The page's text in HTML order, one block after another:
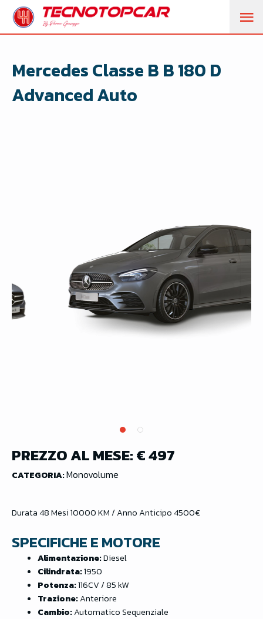
Mercedes Classe B B 180 D
Advanced Auto
PREZZO AL MESE:€ 497
CATEGORIA:Monovolume
Durata 48 Mesi 10000 KM / Anno Anticipo 4500€
SPECIFICHE E MOTORE
Alimentazione:Diesel
Cilindrata:1950
Potenza:116CV / 85 kW
Trazione:Anteriore
Cambio:Automatico Sequenziale